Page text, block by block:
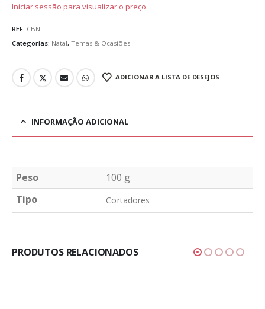
Iniciar sessão para visualizar o preço
REF: CBN
Categorias: Natal, Temas & Ocasiões
ADICIONAR A LISTA DE DESEJOS
INFORMAÇÃO ADICIONAL
Peso
100 g
Tipo
Cortadores
PRODUTOS RELACIONADOS